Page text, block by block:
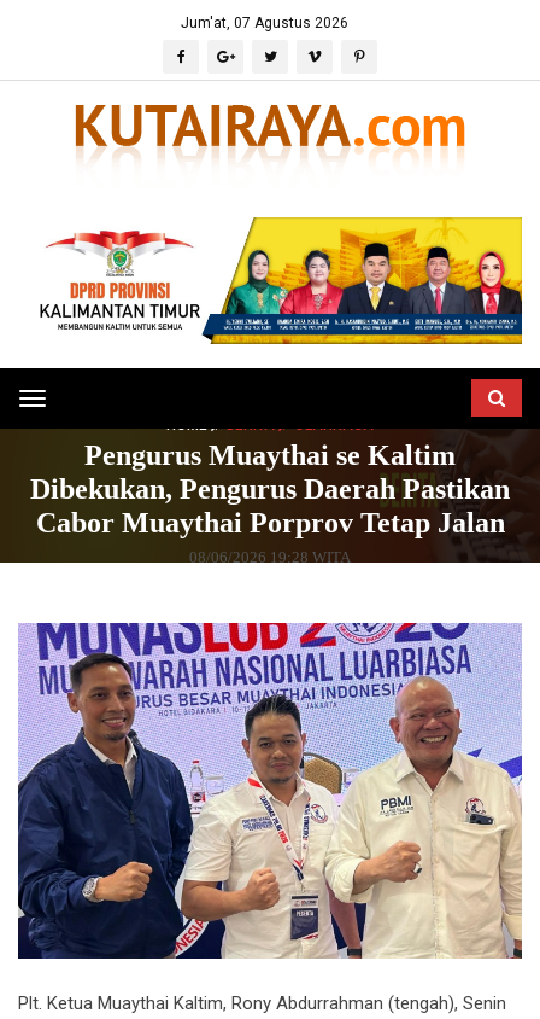
Jum'at, 07 Agustus 2026
Toggle
navigation
Pengurus Muaythai se Kaltim
Dibekukan, Pengurus Daerah Pastikan
Cabor Muaythai Porprov Tetap Jalan
08/06/2026 19:28 WITA
Plt. Ketua Muaythai Kaltim, Rony Abdurrahman (tengah), Senin